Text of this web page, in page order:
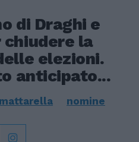
di Draghi e
la
elezioni.
anticipato...
nomine